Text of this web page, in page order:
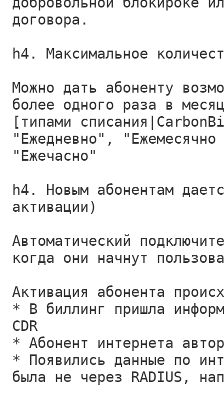
договора.
h4. Максимальное
Можно дать абоненту
более одного раза в
[типами
"Ежедневно",
"Ежечасно"
h4. Новым абонентам
активации)
Автоматический
когда они начнут
Активация абонента
* В биллинг пришла
CDR
* Абонент интернета
* Появились данные по
была не через RADIUS,